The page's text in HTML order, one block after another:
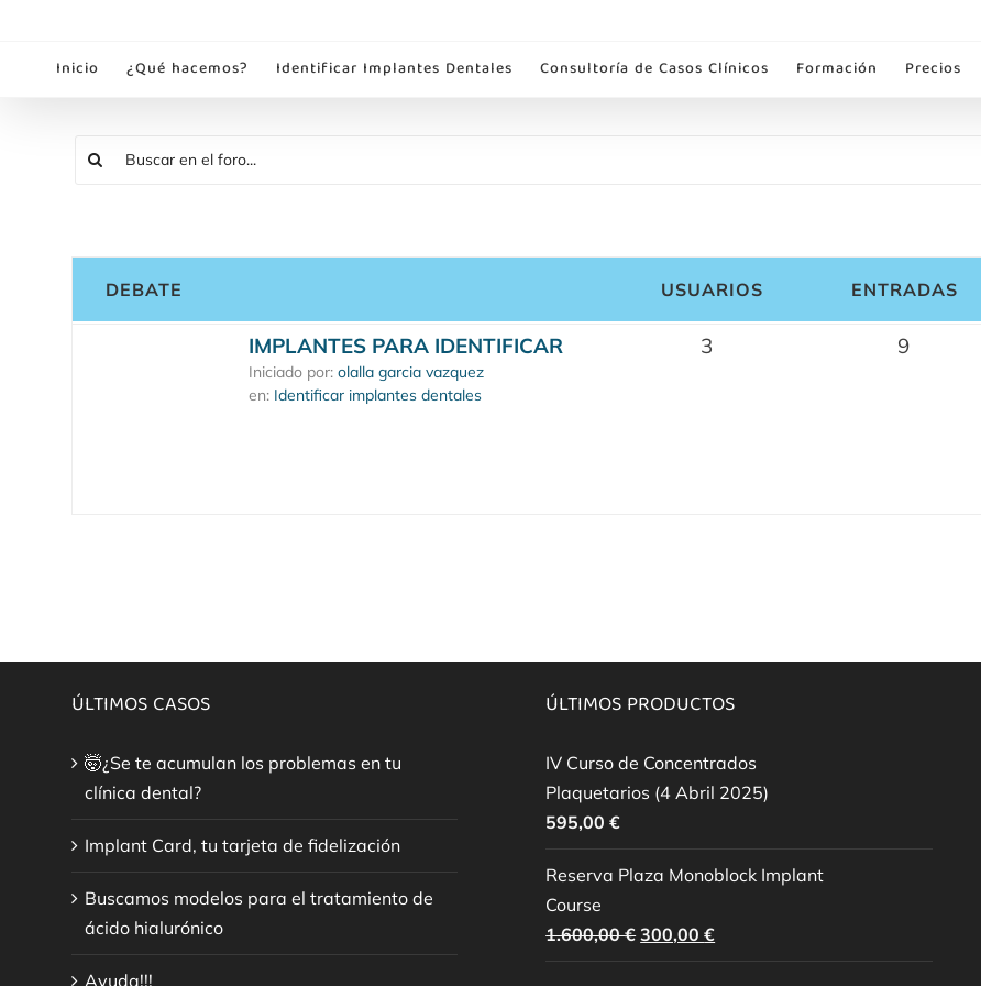
contenidoInicio ¿Qué hacemos? Identificar Implantes Dentales Consultoría de Casos Clínicos Formación Precios
DEBATE USUARIOS ENTRADAS
IMPLANTES PARA IDENTIFICAR
Iniciado por: olalla garcia vazquez
en: Identificar implantes dentales
3 9
ÚLTIMOS CASOS
🤯¿Se te acumulan los problemas en tu
clínica dental?
Implant Card, tu tarjeta de fidelización
Buscamos modelos para el tratamiento de
ácido hialurónico
Ayuda!!!
ÚLTIMOS PRODUCTOS
IV Curso de Concentrados
Plaquetarios (4 Abril 2025)
595,00€
Reserva Plaza Monoblock Implant
Course
1.600,00€El
precio
300,00€El
precio